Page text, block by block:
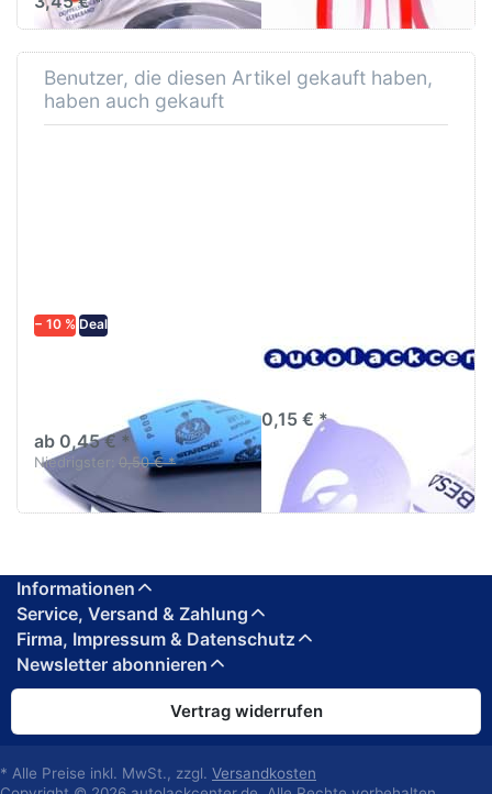
Benutzer, die diesen Artikel gekauft haben,
haben auch gekauft
− 10 % Deal
diversen Körnungen
ab 0,45 € *
Niedrigster: 0,50 € *
Lacksiebe, Faltsiebe,
0,15 € *
Informationen
Service, Versand & Zahlung
Firma, Impressum & Datenschutz
Newsletter abonnieren
Vertrag widerrufen
* Alle Preise inkl. MwSt., zzgl. Versandkosten